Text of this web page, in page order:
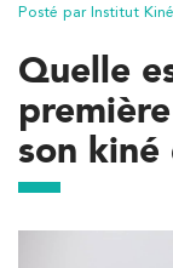
Posté par Institut
Quelle
son